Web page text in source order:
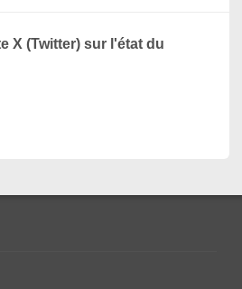
X (Twitter) sur l'état du